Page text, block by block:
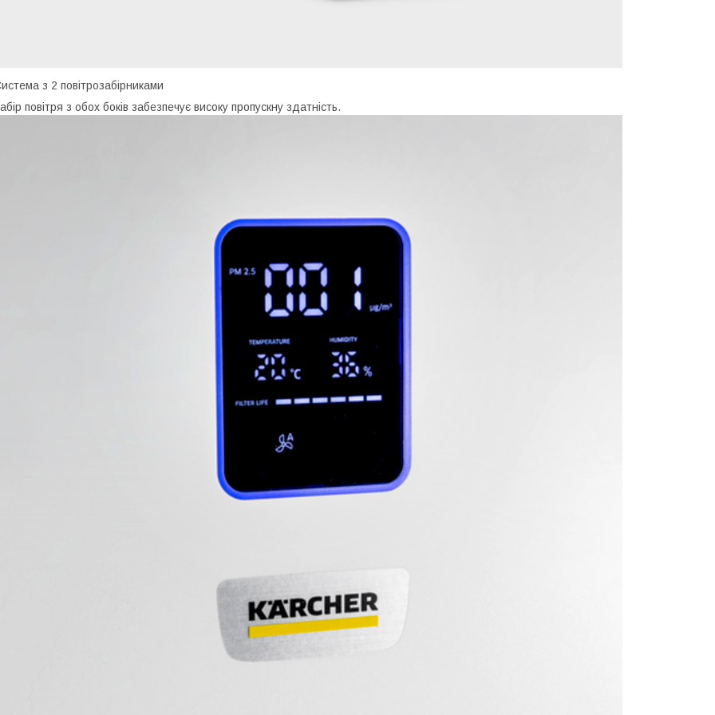
з 2 повітрозабірниками
повітря з обох боків забезпечує високу пропускну здатність.